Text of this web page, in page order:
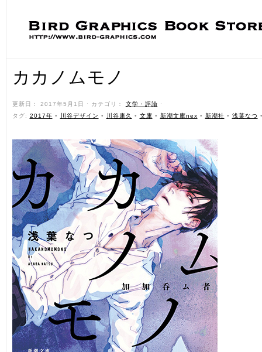
カカノムモノ
更新日： 2017年5月1日 ˑ カテゴリ： 文学・評論 ˑ
タグ: 2017年 • 川谷デザイン • 川谷康久 • 文庫 • 新潮文庫nex • 新潮社 • 浅葉なつ